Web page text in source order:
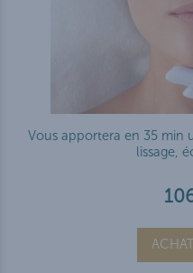
Vous apportera en 35 min
lissage,